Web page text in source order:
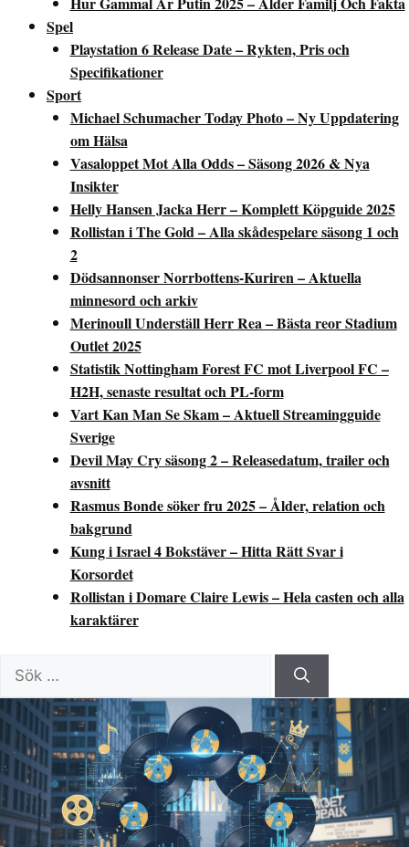
Spel
Playstation 6 Release Date – Rykten, Pris och
Specifikationer
Sport
Michael Schumacher Today Photo – Ny Uppdatering
om Hälsa
Vasaloppet Mot Alla Odds – Säsong 2026 & Nya
Insikter
Helly Hansen Jacka Herr – Komplett Köpguide 2025
Rollistan i The Gold – Alla skådespelare säsong 1 och
2
Dödsannonser Norrbottens-Kuriren – Aktuella
minnesord och arkiv
Merinoull Underställ Herr Rea – Bästa reor Stadium
Outlet 2025
Statistik Nottingham Forest FC mot Liverpool FC –
H2H, senaste resultat och PL-form
Vart Kan Man Se Skam – Aktuell Streamingguide
Sverige
Devil May Cry säsong 2 – Releasedatum, trailer och
avsnitt
Rasmus Bonde söker fru 2025 – Ålder, relation och
bakgrund
Kung i Israel 4 Bokstäver – Hitta Rätt Svar i
Korsordet
Rollistan i Domare Claire Lewis – Hela casten och alla
karaktärer
Sök
efter: